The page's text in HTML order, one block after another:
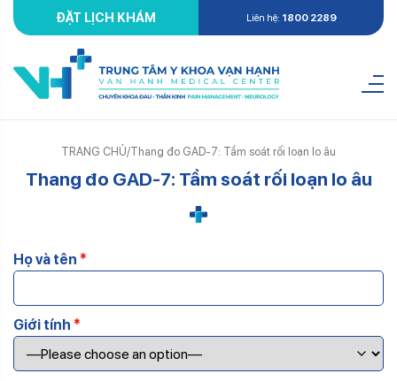
ĐẶT LỊCH KHÁM Liên hệ: 1800 2289
TRANG CHỦ/Thang đo GAD-7: Tầm soát rối loạn lo âu
Thang đo GAD-7: Tầm soát rối loạn lo âu
Họ và tên *
Giới tính *